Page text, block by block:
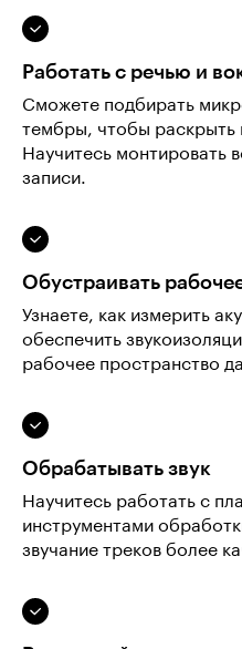
Работать с речью и
Сможете подбирать
тембры, чтобы раскрыть
Научитесь монтировать
записи.
Обустраивать
Узнаете, как измерить
обеспечить
рабочее пространство
Обрабатывать звук
Научитесь работать с
инструментами
звучание треков более